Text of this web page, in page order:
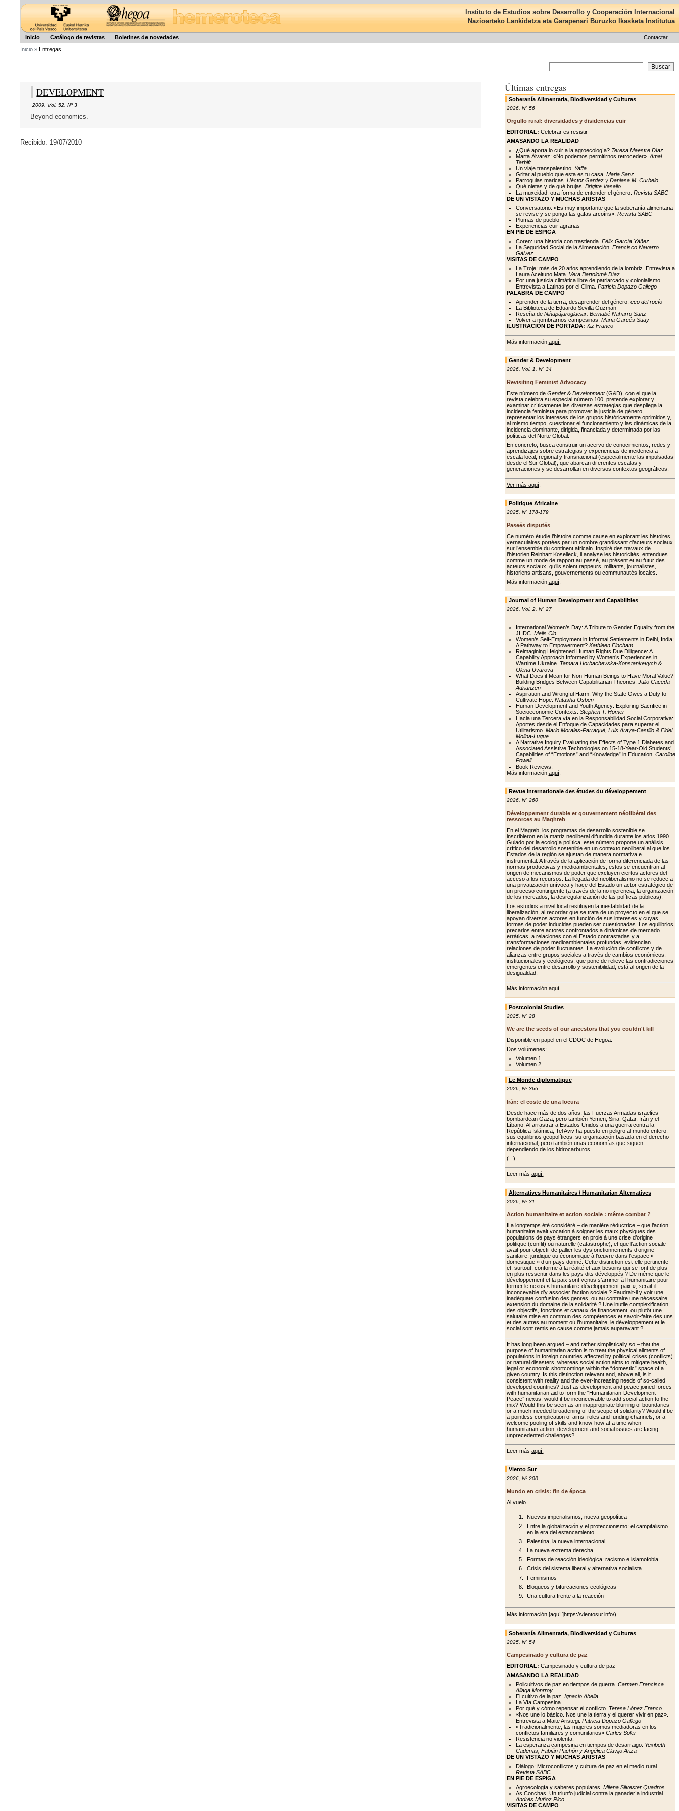
Instituto de Estudios sobre Desarrollo y Cooperación Internacional
Nazioarteko Lankidetza eta Garapenari Buruzko Ikasketa Institutua
Inicio Catálogo de revistas Boletines de novedades
Contactar
Inicio »Entregas
Últimas entregas
Soberanía Alimentaria, Biodiversidad y Culturas
2026, Nº 56
Orgullo rural: diversidades y disidencias cuir
EDITORIAL: Celebrar es resistir
AMASANDO LA REALIDAD
¿Qué aporta lo cuir a la agroecología? Teresa Maestre Díaz
Marta Álvarez: «No podemos permitirnos retroceder». Amal
Tarbift
Un viaje transpalestino. Yaffa
Gritar al pueblo que esta es tu casa. Maria Sanz
Parroquias maricas. Héctor Gardez y Daniasa M. Curbelo
Qué nietas y de qué brujas. Brigitte Vasallo
La muxeidad: otra forma de entender el género. Revista SABC
DE UN VISTAZO Y MUCHAS ARISTAS
Conversatorio: «Es muy importante que la soberanía alimentaria
se revise y se ponga las gafas arcoíris». Revista SABC
Plumas de pueblo
Experiencias cuir agrarias
EN PIE DE ESPIGA
Coren: una historia con trastienda. Félix García Yáñez
La Seguridad Social de la Alimentación. Francisco Navarro
Gálvez
VISITAS DE CAMPO
La Troje: más de 20 años aprendiendo de la lombriz. Entrevista a
Laura Aceituno Mata. Vera Bartolomé Díaz
Por una justicia climática libre de patriarcado y colonialismo.
Entrevista a Latinas por el Clima. Patricia Dopazo Gallego
PALABRA DE CAMPO
Aprender de la tierra, desaprender del género. eco del rocío
La Biblioteca de Eduardo Sevilla Guzmán
Reseña de Niñapájaroglaciar. Bernabé Naharro Sanz
Volver a nombrarnos campesinas. Maria Garcés Suay
ILUSTRACIÓN DE PORTADA: Xiz Franco
Más información aquí.
Gender & Development
2026, Vol. 1 Nº 34
Revisiting Feminist Advocacy
Este número de Gender & Development(G&D), con el que la
revista celebra su especial número 100, pretende explorar y
examinar críticamente las diversas estrategias que despliega la
incidencia feminista para promover la justicia de género,
representar los intereses de los grupos históricamente oprimidos y,
al mismo tiempo, cuestionar el funcionamiento y las dinámicas de la
incidencia dominante, dirigida, financiada y determinada por las
políticas del Norte Global.
En concreto, busca construir un acervo de conocimientos, redes y
aprendizajes sobre estrategias y experiencias de incidencia a
escala local, regional y transnacional (especialmente las impulsadas
desde el Sur Global), que abarcan diferentes escalas y
generaciones y se desarrollan en diversos contextos geográficos.
Ver más aquí.
Politique Africaine
2025, Nº 178-179
Paseés disputés
Ce numéro étudie l’histoire comme cause en explorant les histoires
vernaculaires portées par un nombre grandissant d’acteurs sociaux
sur l’ensemble du continent africain. Inspiré des travaux de
l’historien Reinhart Koselleck, il analyse les historicités, entendues
comme un mode de rapport au passé, au présent et au futur des
acteurs sociaux, qu’ils soient rappeurs, militants, journalistes,
historiens artisans, gouvernements ou communautés locales.
Más información aquí.
Journal of Human Development and Capabilities
2026, Vol. 2, Nº 27
International Women’s Day: A Tribute to Gender Equality from the
JHDC. Melis Cin
Women’s Self-Employment in Informal Settlements in Delhi, India:
A Pathway to Empowerment? Kathleen Fincham
Reimagining Heightened Human Rights Due Diligence: A
Capability Approach Informed by Women’s Experiences in
Wartime Ukraine. Tamara Horbachevska-Konstankevych &
Olena Uvarova
What Does it Mean for Non-Human Beings to Have Moral Value?
Building Bridges Between Capabilitarian Theories. Julio Caceda-
Adrianzen
Aspiration and Wrongful Harm: Why the State Owes a Duty to
Cultivate Hope. Natasha Osben
Human Development and Youth Agency: Exploring Sacrifice in
Socioeconomic Contexts. Stephen T. Homer
Hacia una Tercera vía en la Responsabilidad Social Corporativa:
Aportes desde el Enfoque de Capacidades para superar el
Utilitarismo. Mario Morales-Parragué, Luis Araya-Castillo & Fidel
Molina-Luque
A Narrative Inquiry Evaluating the Effects of Type 1 Diabetes and
Associated Assistive Technologies on 15-18-Year-Old Students’
Capabilities of “Emotions” and “Knowledge” in Education. Caroline
Powell
Book Reviews.
Más información aquí.
Revue internationale des études du développement
2026, Nº 260
Développement durable et gouvernement néolibéral des
ressorces au Maghreb
En el Magreb, los programas de desarrollo sostenible se
inscribieron en la matriz neoliberal difundida durante los años 1990.
Guiado por la ecología política, este número propone un análisis
crítico del desarrollo sostenible en un contexto neoliberal al que los
Estados de la región se ajustan de manera normativa e
instrumental. A través de la aplicación de forma diferenciada de las
normas productivas y medioambientales, estos se encuentran al
origen de mecanismos de poder que excluyen ciertos actores del
acceso a los recursos. La llegada del neoliberalismo no se reduce a
una privatización unívoca y hace del Estado un actor estratégico de
un proceso contingente (a través de la no injerencia, la organización
de los mercados, la desregularización de las políticas públicas).
Los estudios a nivel local restituyen la inestabilidad de la
liberalización, al recordar que se trata de un proyecto en el que se
apoyan diversos actores en función de sus intereses y cuyas
formas de poder inducidas pueden ser cuestionadas. Los equilibrios
precarios entre actores confrontados a dinámicas de mercado
erráticas, a relaciones con el Estado contrastadas y a
transformaciones medioambientales profundas, evidencian
relaciones de poder fluctuantes. La evolución de conflictos y de
alianzas entre grupos sociales a través de cambios económicos,
institucionales y ecológicos, que pone de relieve las contradicciones
emergentes entre desarrollo y sostenibilidad, está al origen de la
desigualdad.
Más información aquí.
Postcolonial Studies
2025, Nº 28
We are the seeds of our ancestors that you couldn't kill
Disponible en papel en el CDOC de Hegoa.
Dos volúmenes:
Volumen 1.
Volumen 2.
Le Monde diplomatique
2026, Nº 366
Irán: el coste de una locura
Desde hace más de dos años, las Fuerzas Armadas israelíes
bombardean Gaza, pero también Yemen, Siria, Qatar, Irán y el
Líbano. Al arrastrar a Estados Unidos a una guerra contra la
República Islámica, Tel Aviv ha puesto en peligro al mundo entero:
sus equilibrios geopolíticos, su organización basada en el derecho
internacional, pero también unas economías que siguen
dependiendo de los hidrocarburos.
(...)
Leer más aquí.
Alternatives Humanitaires / Humanitarian Alternatives
2026, Nº 31
Action humanitaire et action sociale : même combat ?
Il a longtemps été considéré – de manière réductrice – que l’action
humanitaire avait vocation à soigner les maux physiques des
populations de pays étrangers en proie à une crise d’origine
politique (conflit) ou naturelle (catastrophe), et que l’action sociale
avait pour objectif de pallier les dys­fonctionnements d’origine
sanitaire, juridique ou économique à l’œuvre dans l’espace «
domestique » d’un pays donné. Cette distinction est-elle pertinente
et, surtout, conforme à la réalité et aux besoins qui se font de plus
en plus ressentir dans les pays dits développés ? De même que le
dévelop­pement et la paix sont venus s’arrimer à l’humanitaire pour
former le nexus « humanitaire-développement-paix », serait-il
inconcevable d’y associer l’ac­tion sociale ? Faudrait-il y voir une
ina­déquate confusion des genres, ou au contraire une nécessaire
extension du domaine de la solidarité ? Une inutile complexification
des objectifs, fonc­tions et canaux de financement, ou plu­tôt une
salutaire mise en commun des compétences et savoir-faire des uns
et des autres au moment où l’humanitaire, le développement et le
social sont remis en cause comme jamais auparavant ?
It has long been argued – and rather simplistically so – that the
purpose of humanitarian action is to treat the physical ailments of
populations in foreign countries affected by political crises (conflicts)
or natural disasters, whereas social action aims to mitigate health,
legal or economic shortcomings within the “domestic” space of a
giv­en country. Is this distinction relevant and, above all, is it
consistent with re­ality and the ever-increasing needs of so-called
developed countries? Just as development and peace joined forc­es
with humanitarian aid to form the “Humanitarian-Development-
Peace” nexus, would it be inconceivable to add social action to the
mix? Would this be seen as an inappropriate blurring of boundaries
or a much-needed broad­ening of the scope of solidarity? Would it be
a pointless complication of aims, roles and funding channels, or a
wel­come pooling of skills and know-how at a time when
humanitarian action, de­velopment and social issues are facing
unprecedented challenges?
Leer más aquí.
Viento Sur
2026, Nº 200
Mundo en crisis: fin de época
Al vuelo
Nuevos imperialismos, nueva geopolítica
Entre la globalización y el proteccionismo: el campitalismo
en la era del estancamiento
Palestina, la nueva internacional
La nueva extrema derecha
Formas de reacción ideológica: racismo e islamofobia
Crisis del sistema liberal y alternativa socialista
Feminismos
Bloqueos y bifurcaciones ecológicas
Una cultura frente a la reacción
Más información [aquí.]https://vientosur.info/)
Soberanía Alimentaria, Biodiversidad y Culturas
2025, Nº 54
Campesinado y cultura de paz
EDITORIAL: Campesinado y cultura de paz
AMASANDO LA REALIDAD
Policultivos de paz en tiempos de guerra. Carmen Francisca
Aliaga Monrroy
El cultivo de la paz. Ignacio Abella
La Vía Campesina.
Por qué y cómo repensar el conflicto. Teresa López Franco
«Nos une lo básico. Nos une la tierra y el querer vivir en paz».
Entrevista a Maite Aristegi. Patricia Dopazo Gallego
«Tradicionalmente, las mujeres somos mediadoras en los
conflictos familiares y comunitarios» Carles Soler
Resistencia no violenta.
La esperanza campesina en tiempos de desarraigo. Yexibeth
Cadenas, Fabián Pachón y Angélica Clavijo Ariza
DE UN VISTAZO Y MUCHAS ARISTAS
Diálogo: Microconflictos y cultura de paz en el medio rural.
Revista SABC
EN PIE DE ESPIGA
Agroecología y saberes populares. Milena Silvester Quadros
As Conchas. Un triunfo judicial contra la ganadería industrial.
Andrés Muñoz Rico
VISITAS DE CAMPO
DEVELOPMENT
2009 Vol. 52 ,Nº 3
Beyond economics.
Recibido: 19/07/2010